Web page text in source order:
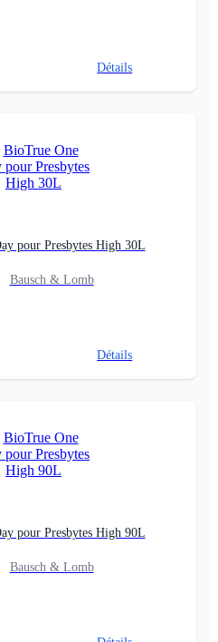
Détails
pour Presbytes High 30L
Bausch & Lomb
Détails
pour Presbytes High 90L
Bausch & Lomb